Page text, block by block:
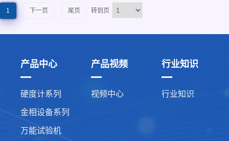
1 下一页 尾页 转到页
产品中心
硬度计系列
金相设备系列
万能试验机
产品视频
视频中心
行业知识
行业知识